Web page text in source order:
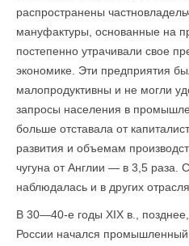
распространены
мануфактуры, основанные на
постепенно утрачивали свое
экономике. Эти предприятия
малопродуктивны и не могли
запросы населения в
больше отставала от
развития и объемам
чугуна от Англии — в 3,5 раза.
наблюдалась и в других
В 30—40-е годы XIX в.,
России начался